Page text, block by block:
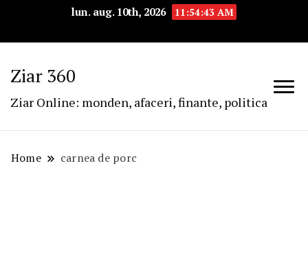
lun. aug. 10th, 2026 11:54:43 AM
Ziar 360
Ziar Online: monden, afaceri, finante, politica
Home carnea de porc